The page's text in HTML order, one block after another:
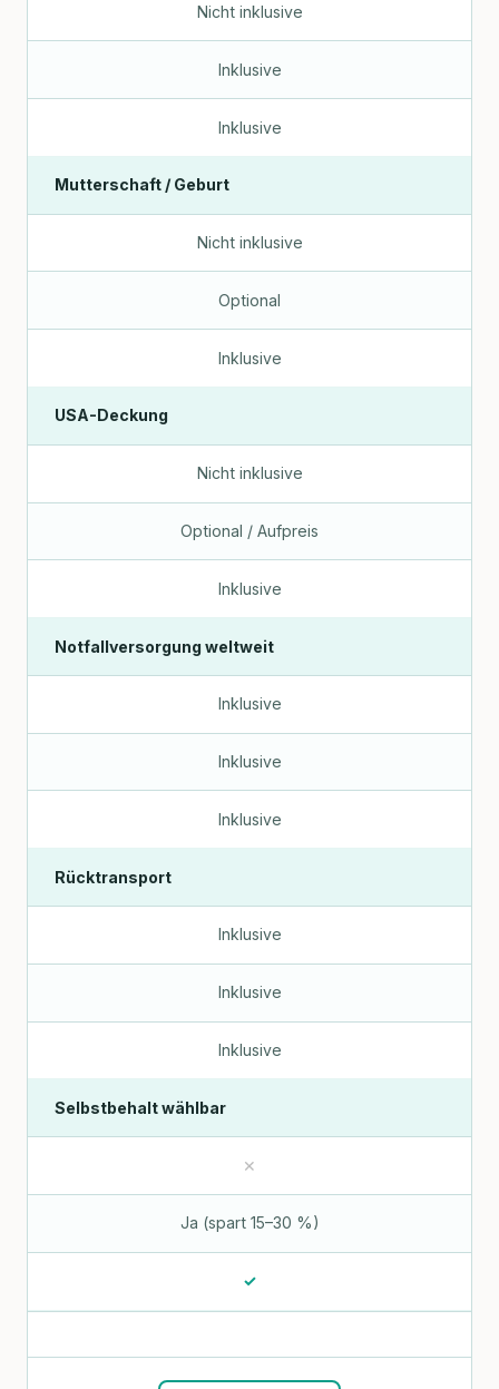
Nicht inklusive
Inklusive
Inklusive
Mutterschaft / Geburt
Nicht inklusive
Optional
Inklusive
USA-Deckung
Nicht inklusive
Optional / Aufpreis
Inklusive
Notfallversorgung weltweit
Inklusive
Inklusive
Inklusive
Rücktransport
Inklusive
Inklusive
Inklusive
Selbstbehalt wählbar
✕
Ja (spart 15–30 %)
✓